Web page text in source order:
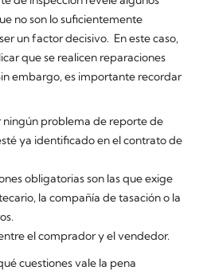
no son lo suficientemente
un factor decisivo. En este caso,
que se realicen reparaciones
embargo, es importante recordar
ningún problema de reporte de
ya identificado en el contrato de
obligatorias son las que exige
la compañía de tasación o la
el comprador y el vendedor.
cuestiones vale la pena